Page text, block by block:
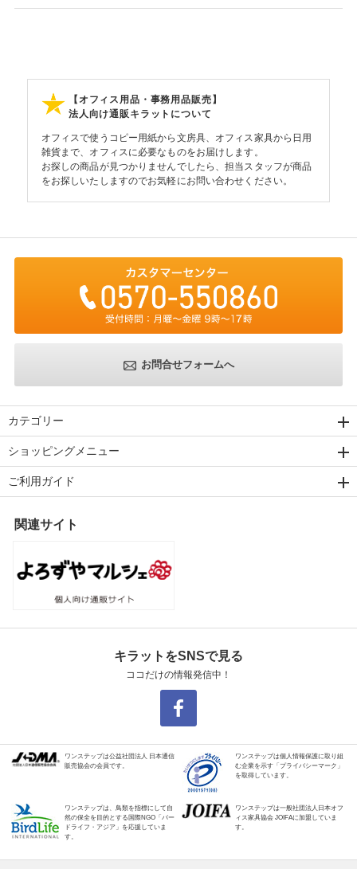
【オフィス用品・事務用品販売】
法人向け通販キラットについて
オフィスで使うコピー用紙から文房具、オフィス家具から日用
雑貨まで、オフィスに必要なものをお届けします。
お探しの商品が見つかりませんでしたら、担当スタッフが商品
をお探しいたしますのでお気軽にお問い合わせください。
お問合せフォームへ
カテゴリー
ショッピングメニュー
ご利用ガイド
関連サイト
キラットをSNSで見る
ココだけの情報発信中！
ワンステップは公益社団法人 日本通信
販売協会の会員です。
ワンステップは個人情報保護に取り組
む企業を示す「プライバシーマーク」
を取得しています。
ワンステップは、鳥類を指標にして自
然の保全を目的とする国際NGO「バー
ドライフ・アジア」を応援していま
す。
ワンステップは一般社団法人日本オフ
ィス家具協会 JOIFAに加盟していま
す。